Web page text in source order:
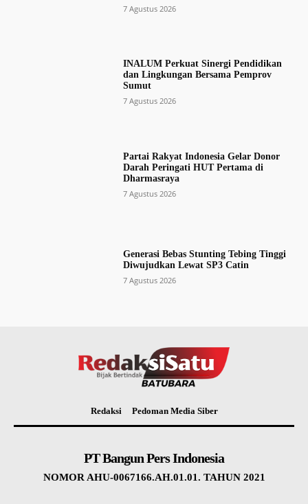
7 Agustus 2026
INALUM Perkuat Sinergi Pendidikan
dan Lingkungan Bersama Pemprov
Sumut
7 Agustus 2026
Partai Rakyat Indonesia Gelar Donor
Darah Peringati HUT Pertama di
Dharmasraya
7 Agustus 2026
Generasi Bebas Stunting Tebing Tinggi
Diwujudkan Lewat SP3 Catin
7 Agustus 2026
Redaksi Pedoman Media Siber
PT Bangun Pers Indonesia
NOMOR AHU-0067166.AH.01.01. TAHUN 2021